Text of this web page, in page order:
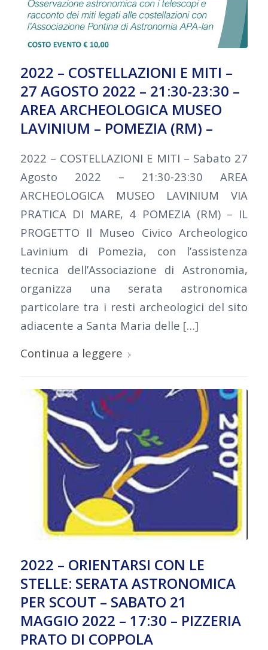
2022 – COSTELLAZIONI E MITI –
27 AGOSTO 2022 – 21:30-23:30 –
AREA ARCHEOLOGICA MUSEO
LAVINIUM – POMEZIA (RM) –
2022 – COSTELLAZIONI E MITI – Sabato 27
Agosto 2022 – 21:30-23:30 AREA
ARCHEOLOGICA MUSEO LAVINIUM VIA
PRATICA DI MARE, 4 POMEZIA (RM) – IL
PROGETTO Il Museo Civico Archeologico
Lavinium di Pomezia, con l’assistenza
tecnica dell’Associazione di Astronomia,
organizza una serata astronomica
particolare tra i resti archeologici del sito
adiacente a Santa Maria delle […]
Continua a leggere
2022 – ORIENTARSI CON LE
STELLE: SERATA ASTRONOMICA
PER SCOUT – SABATO 21
MAGGIO 2022 – 17:30 – PIZZERIA
PRATO DI COPPOLA